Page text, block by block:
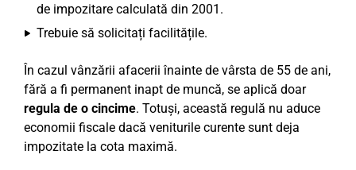
de impozitare calculată din 2001.
Trebuie să solicitați facilitățile.
În cazul vânzării afacerii înainte de vârsta de 55 de ani,
fără a fi permanent inapt de muncă, se aplică doar
regula de o cincime. Totuși, această regulă nu aduce
economii fiscale dacă veniturile curente sunt deja
impozitate la cota maximă.